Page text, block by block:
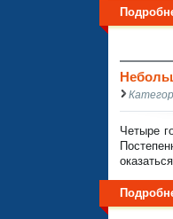
Четыре